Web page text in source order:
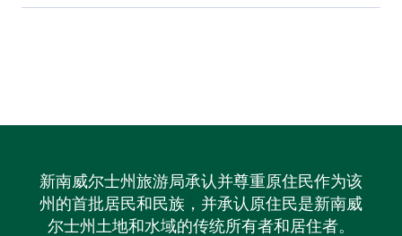
新南威尔士州旅游局承认并尊重原住民作为该
州的首批居民和民族，并承认原住民是新南威
尔士州土地和水域的传统所有者和居住者。